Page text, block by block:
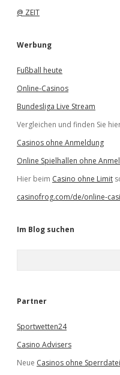
@ ZEIT
Werbung
Fußball heute
Online-Casinos
Bundesliga Live Stream
Vergleichen und finden Sie
Casinos ohne Anmeldung
Online Spielhallen ohne
Hier beim Casino ohne Limit
casinofrog.com/de/online-
Im Blog suchen
e
Partner
Sportwetten24
Casino Advisers
Neue Casinos ohne Sperrdatei